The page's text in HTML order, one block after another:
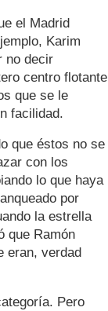
el Madrid
Karim
no decir
centro flotante
que se le
facilidad.
que éstos no se
con los
lo que haya
por
la estrella
que Ramón
eran, verdad
Pero